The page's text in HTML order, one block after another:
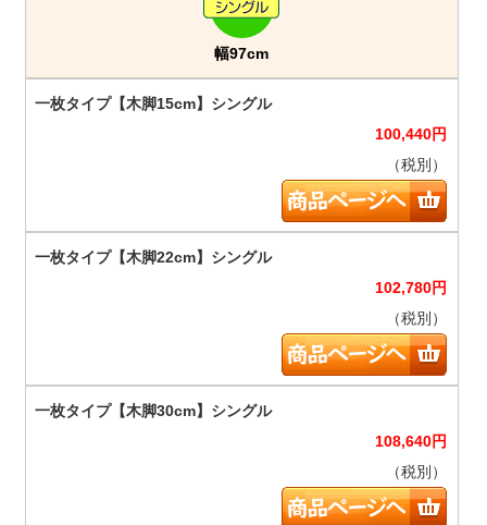
幅97cm
100,440円
（税別）
102,780円
（税別）
108,640円
（税別）